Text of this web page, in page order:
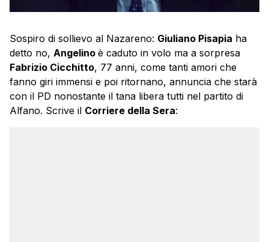
Sospiro di sollievo al Nazareno: Giuliano Pisapia ha
detto no, Angelino è caduto in volo ma a sorpresa
Fabrizio Cicchitto, 77 anni, come tanti amori che
fanno giri immensi e poi ritornano, annuncia che starà
con il PD nonostante il tana libera tutti nel partito di
Alfano. Scrive il Corriere della Sera: